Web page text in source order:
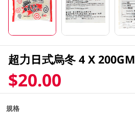
超力日式烏冬 4 X 200GM
$20.00
規格